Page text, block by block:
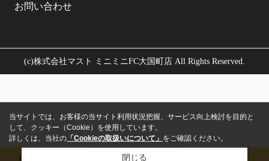
お問い合わせ
(c)株式会社マスト ミニミニFC大国町店 All Rights Reserved.
当サイトでは、お客様の当サイト利用状況把握、サービス向上検討を目的と
して、クッキー（Cookie）を使用しています。
詳しくは、当社の 「Cookieの取扱いについて」 をご確認ください。
閉じる